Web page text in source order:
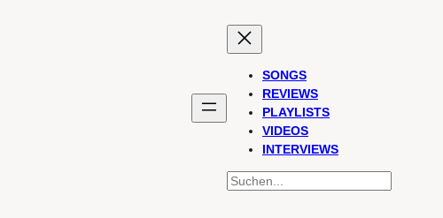
SONGS
REVIEWS
PLAYLISTS
VIDEOS
INTERVIEWS
SUCHEN